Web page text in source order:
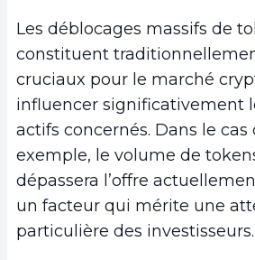
Les déblocages massifs de
constituent
cruciaux pour le marché
influencer significativement
actifs concernés. Dans le cas
exemple, le volume de
dépassera l’offre
un facteur qui mérite une
particulière des investisseurs.